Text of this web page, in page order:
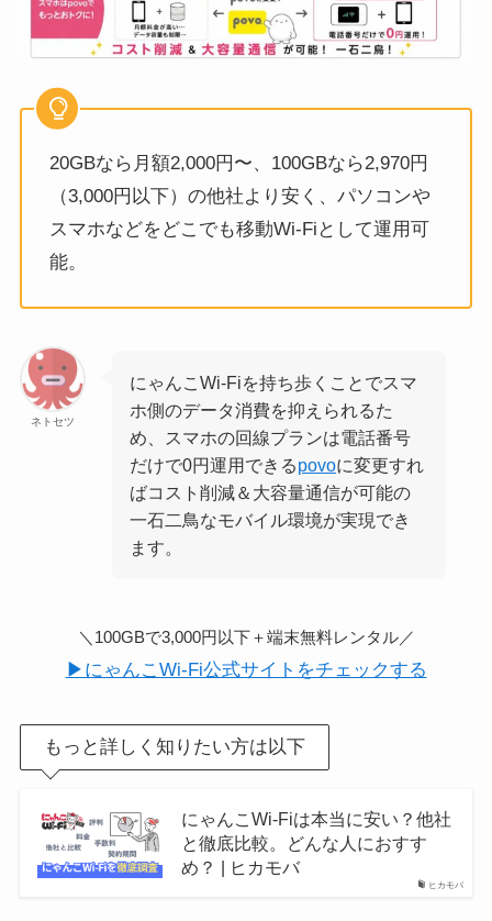
20GBなら月額2,000円〜、100GBなら2,970円
（3,000円以下）の他社より安く、パソコンや
スマホなどをどこでも移動Wi-Fiとして運用可
能。
ネトセツ
にゃんこWi-Fiを持ち歩くことでスマ
ホ側のデータ消費を抑えられるた
め、スマホの回線プランは電話番号
だけで0円運用できるpovoに変更すれ
ばコスト削減＆大容量通信が可能の
一石二鳥なモバイル環境が実現でき
ます。
＼100GBで3,000円以下＋端末無料レンタル／
▶にゃんこWi-Fi公式サイトをチェックする
もっと詳しく知りたい方は以下
ヒカモバ
にゃんこWi-Fiは本当に安い？他社
と徹底比較。どんな人におすす
め？ | ヒカモバ